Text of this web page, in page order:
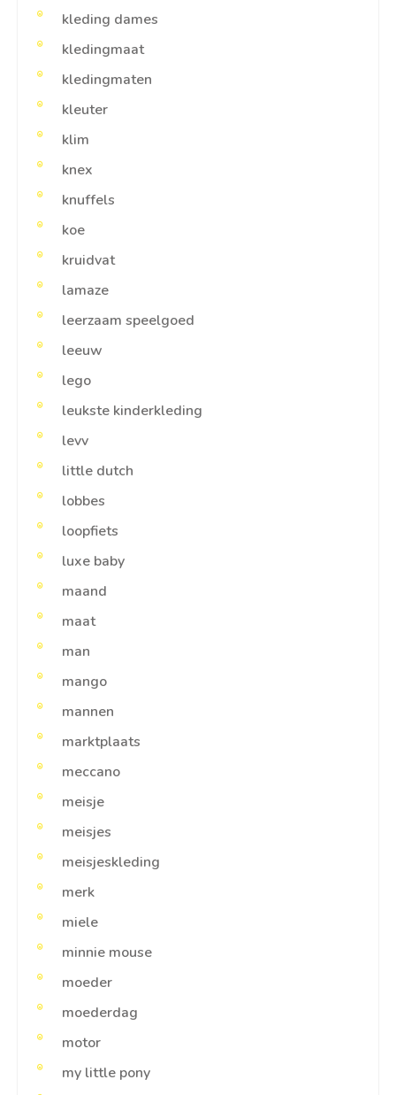
kleding dames
kledingmaat
kledingmaten
kleuter
klim
knex
knuffels
koe
kruidvat
lamaze
leerzaam speelgoed
leeuw
lego
leukste kinderkleding
levv
little dutch
lobbes
loopfiets
luxe baby
maand
maat
man
mango
mannen
marktplaats
meccano
meisje
meisjes
meisjeskleding
merk
miele
minnie mouse
moeder
moederdag
motor
my little pony